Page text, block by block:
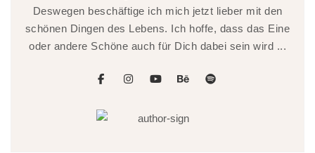
Deswegen beschäftige ich mich jetzt lieber mit den
schönen Dingen des Lebens. Ich hoffe, dass das Eine
oder andere Schöne auch für Dich dabei sein wird ...